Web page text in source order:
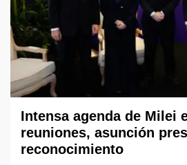
Intensa agenda de Milei
reuniones, asunción
reconocimiento